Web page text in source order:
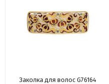
Заколка для волос G76164